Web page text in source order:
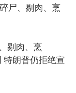
剔肉、烹